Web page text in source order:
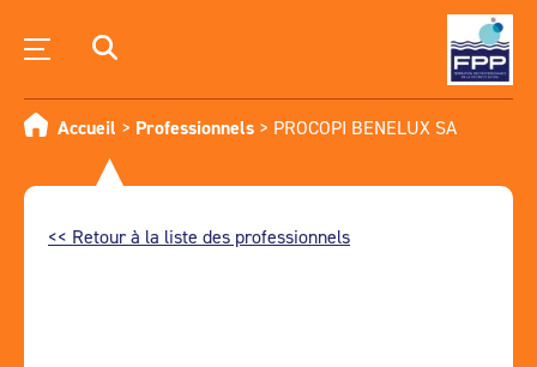
Accueil > Professionnels > PROCOPI BENELUX SA
<< Retour à la liste des professionnels